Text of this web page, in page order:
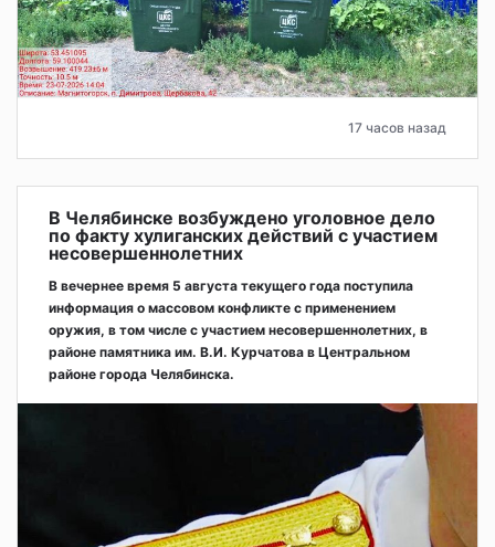
17 часов назад
В Челябинске возбуждено уголовное дело
по факту хулиганских действий с участием
несовершеннолетних
В вечернее время 5 августа текущего года поступила
информация о массовом конфликте с применением
оружия, в том числе с участием несовершеннолетних, в
районе памятника им. В.И. Курчатова в Центральном
районе города Челябинска.